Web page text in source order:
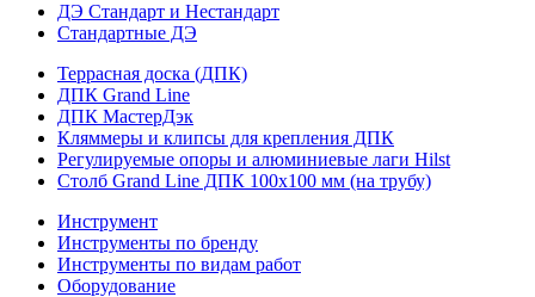
ДЭ Стандарт и Нестандарт
Стандартные ДЭ
Террасная доска (ДПК)
ДПК Grand Line
ДПК МастерДэк
Кляммеры и клипсы для крепления ДПК
Регулируемые опоры и алюминиевые лаги Hilst
Столб Grand Line ДПК 100х100 мм (на трубу)
Инструмент
Инструменты по бренду
Инструменты по видам работ
Оборудование